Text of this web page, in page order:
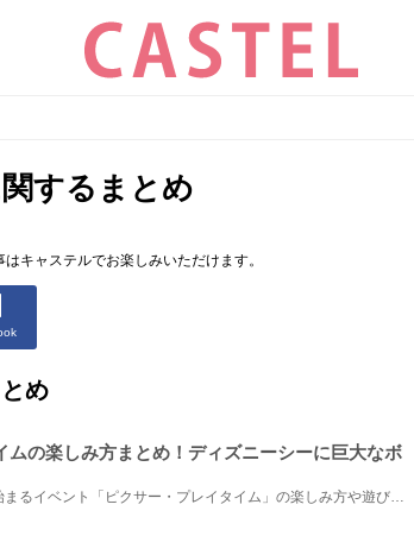
するまとめ
キャステルでお楽しみいただけます。
め
ムの楽しみ方まとめ！ディズニーシーに巨大なボ
東京ディズニーシーで2020年初春に始まるイベント「ピクサー・プレイタイム」の楽しみ方や遊び方をご紹...